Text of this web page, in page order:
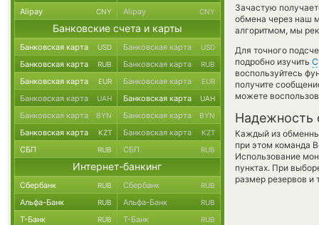
Зачастую
обмена через наш
алгоритмом, мы
Для точного
подробно изучить
воспользуйтесь
получите
можете
Надежность
Каждый из
при этом команда
Использование
пунктах. При
размер резервов и
Alipay CNY Alipay CNY
Банковские счета и карты
Банковская карта USD Банковская карта USD
Банковская карта RUB Банковская карта RUB
Банковская карта EUR Банковская карта EUR
Банковская карта UAH Банковская карта UAH
Банковская карта BYN Банковская карта BYN
Банковская карта KZT Банковская карта KZT
СБП RUB СБП RUB
Интернет-банкинг
Сбербанк RUB Сбербанк RUB
Альфа-Банк RUB Альфа-Банк RUB
Т-Банк RUB Т-Банк RUB